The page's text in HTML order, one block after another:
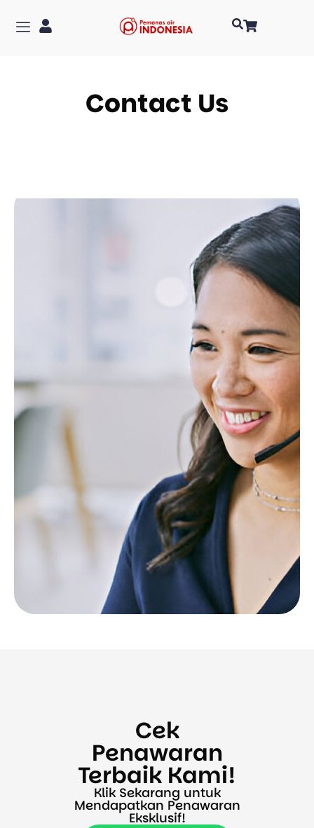
Contact Us
Cek
Penawaran
Terbaik Kami!
Klik Sekarang untuk
Mendapatkan Penawaran
Eksklusif!